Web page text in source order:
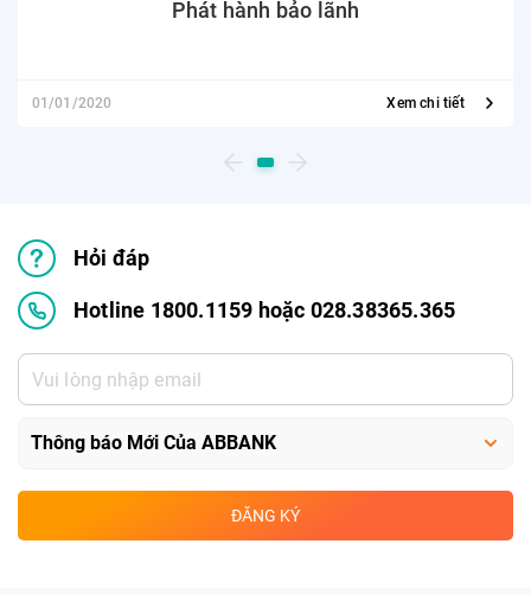
Phát hành bảo lãnh
01/01/2020 Xem chi tiết
Hỏi đáp
Hotline 1800.1159 hoặc 028.38365.365
ĐĂNG KÝ